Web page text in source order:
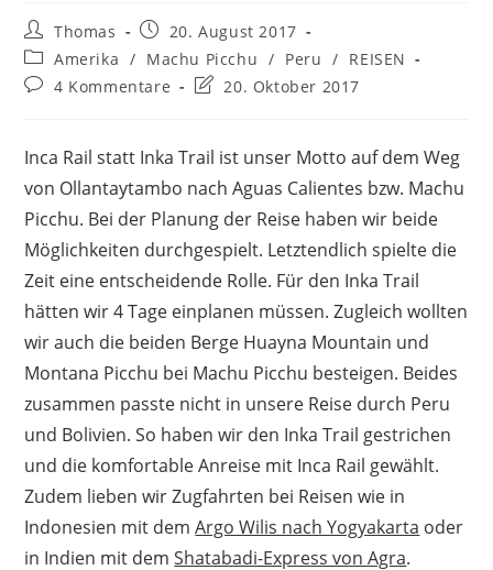
Beitrags-
Autor:
Thomas
Beitrag
veröffentlicht:
20. August 2017
Beitrags-
Kategorie:
Amerika / Machu Picchu / Peru / REISEN
Beitrags-
4 Kommentare
Beitrag
am:
20. Oktober 2017
Inca Rail statt Inka Trail ist unser Motto auf dem Weg
von Ollantaytambo nach Aguas Calientes bzw. Machu
Picchu. Bei der Planung der Reise haben wir beide
Möglichkeiten durchgespielt. Letztendlich spielte die
Zeit eine entscheidende Rolle. Für den Inka Trail
hätten wir 4 Tage einplanen müssen. Zugleich wollten
wir auch die beiden Berge Huayna Mountain und
Montana Picchu bei Machu Picchu besteigen. Beides
zusammen passte nicht in unsere Reise durch Peru
und Bolivien. So haben wir den Inka Trail gestrichen
und die komfortable Anreise mit Inca Rail gewählt.
Zudem lieben wir Zugfahrten bei Reisen wie in
Indonesien mit demArgo Wilis nach Yogyakarta oder
in Indien mit demShatabadi-Express von Agra.